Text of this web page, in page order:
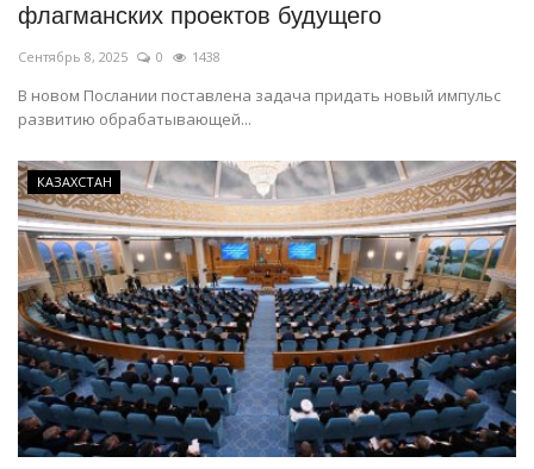
флагманских проектов будущего
Сентябрь 8, 2025 0 1438
В новом Послании поставлена задача придать новый импульс
развитию обрабатывающей...
КАЗАХСТАН